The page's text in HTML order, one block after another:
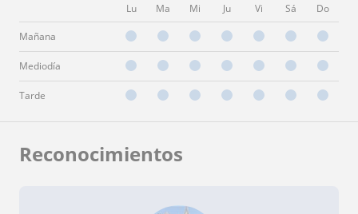
Lu Ma Mi Ju Vi Sá Do
Mañana
Mediodía
Tarde
Reconocimientos